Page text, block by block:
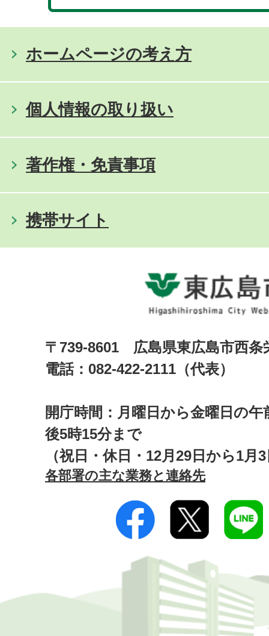
ホームページの考え方
個人情報の取り扱い
著作権・免責事項
携帯サイト
〒739-8601 広島県東広島市西
電話：082-422-2111（代表）
開庁時間：月曜日から金曜日の午
後5時15分まで
（祝日・休日・12月29日から1月
各部署の主な業務と連絡先